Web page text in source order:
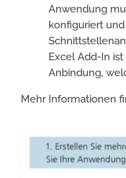
Anwendung
konfiguriert
Excel Add-In
Anbindung,
Mehr Informationen